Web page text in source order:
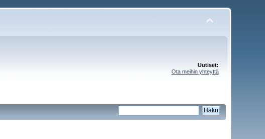
Uutiset:
Ota meihin yhteyttä